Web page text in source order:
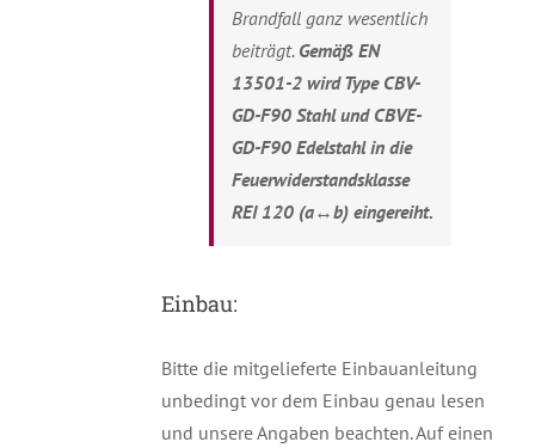
Brandfall ganz wesentlich
beiträgt. Gemäß EN
13501-2 wird Type CBV-
GD-F90 Stahl und CBVE-
GD-F90 Edelstahl in die
Feuerwiderstandsklasse
REI 120 (a↔b) eingereiht.
Einbau:
Bitte die mitgelieferte Einbauanleitung
unbedingt vor dem Einbau genau lesen
und unsere Angaben beachten. Auf einen